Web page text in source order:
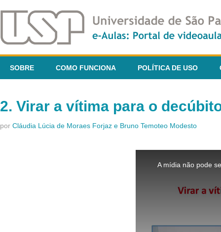
SOBRE COMO FUNCIONA POLÍTICA DE USO
2. Virar a vítima para o
por Cláudia Lúcia de Moraes Forjaz e Bruno Temoteo Modesto
A mídia não pode